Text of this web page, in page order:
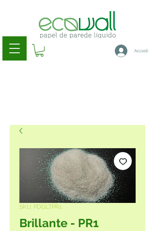
Accedi
SKU: PDGLTPR1
Brillante - PR1